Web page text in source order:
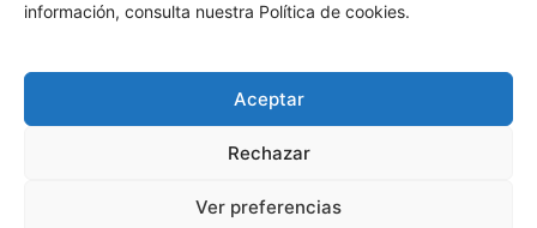
información, consulta nuestra Política de cookies.
Aceptar
Rechazar
Ver preferencias